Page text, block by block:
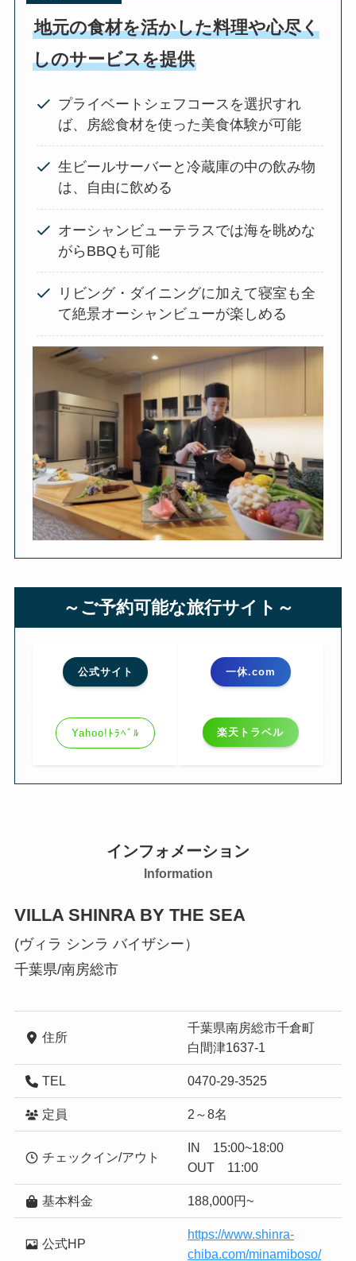
地元の食材を活かした料理や心尽く
しのサービスを提供
プライベートシェフコースを選択すれ
ば、房総食材を使った美食体験が可能
生ビールサーバーと冷蔵庫の中の飲み物
は、自由に飲める
オーシャンビューテラスでは海を眺めな
がらBBQも可能
リビング・ダイニングに加えて寝室も全
て絶景オーシャンビューが楽しめる
～ご予約可能な旅行サイト～
公式サイト 一休.com
Yahoo!ﾄﾗﾍﾞﾙ 楽天トラベル
インフォメーション
Information
VILLA SHINRA BY THE SEA
(ヴィラ シンラ バイザシー）
千葉県/南房総市
住所
千葉県南房総市千倉町
白間津1637-1
TEL 0470-29-3525
定員 2～8名
チェックイン/アウト
IN 15:00~18:00
OUT 11:00
基本料金 188,000円~
公式HP
https://www.shinra-
chiba.com/minamiboso/